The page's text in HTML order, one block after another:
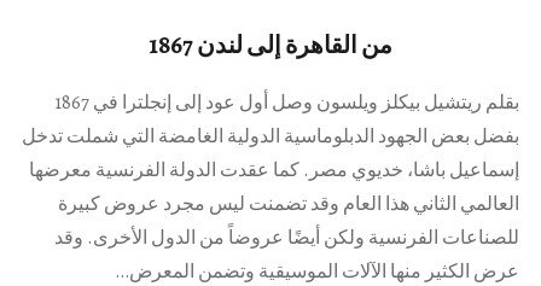
من القاهرة إلى لندن 1867
بقلم ريتشيل بيكلز ويلسون وصل أول عود إلى إنجلترا في 1867
بفضل بعض الجهود الدبلوماسية الدولية الغامضة التي شملت تدخل
إسماعيل باشا، خديوي مصر. كما عقدت الدولة الفرنسية معرضها
العالمي الثاني هذا العام وقد تضمنت ليس مجرد عروض كبيرة
للصناعات الفرنسية ولكن أيضًا عروضاً من الدول الأخرى. وقد
عرض الكثير منها الآلات الموسيقية وتضمن المعرض…